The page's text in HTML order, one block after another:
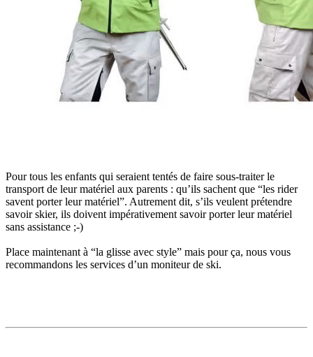
Pour tous les enfants qui seraient tentés de faire sous-traiter le
transport de leur matériel aux parents : qu’ils sachent que “les rider
savent porter leur matériel”. Autrement dit, s’ils veulent prétendre
savoir skier, ils doivent impérativement savoir porter leur matériel
sans assistance ;-)
Place maintenant à “la glisse avec style” mais pour ça, nous vous
recommandons les services d’un moniteur de ski.